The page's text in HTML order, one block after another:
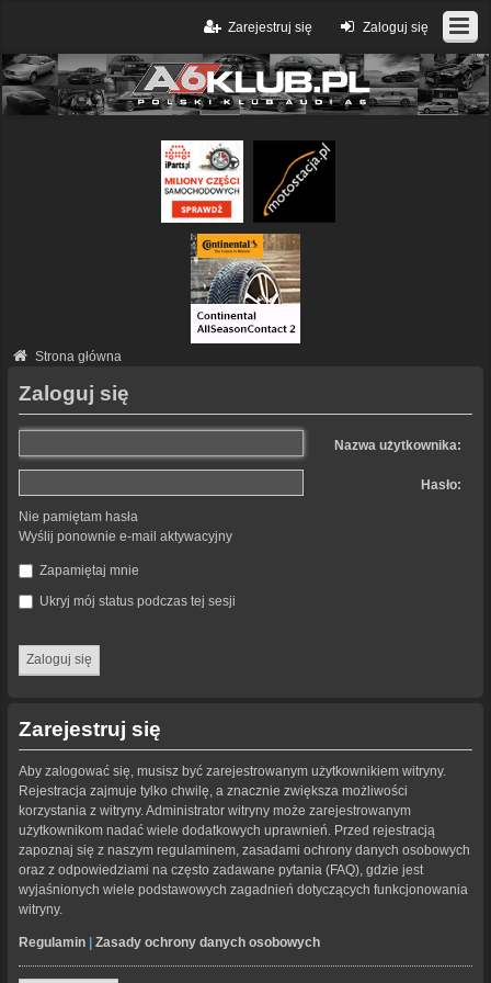
Zaloguj się
Zarejestruj się
Strona główna
Zaloguj się
Nazwa użytkownika:
Hasło:
Nie pamiętam hasła
Wyślij ponownie e-mail aktywacyjny
Zapamiętaj mnie
Ukryj mój status podczas tej sesji
Zarejestruj się
Aby zalogować się, musisz być zarejestrowanym użytkownikiem witryny.
Rejestracja zajmuje tylko chwilę, a znacznie zwiększa możliwości
korzystania z witryny. Administrator witryny może zarejestrowanym
użytkownikom nadać wiele dodatkowych uprawnień. Przed rejestracją
zapoznaj się z naszym regulaminem, zasadami ochrony danych osobowych
oraz z odpowiedziami na często zadawane pytania (FAQ), gdzie jest
wyjaśnionych wiele podstawowych zagadnień dotyczących funkcjonowania
witryny.
Regulamin Zasady ochrony danych osobowych